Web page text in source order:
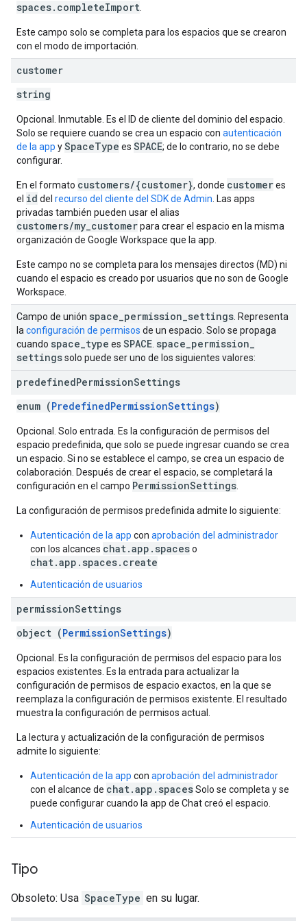
spaces.completeImport
Este campo solo se completa para los espacios que se crearon
con el modo de importación.
customer
string
Opcional. Inmutable. Es el ID de cliente del dominio del espacio.
Solo se requiere cuando se crea un espacio con autenticación
de la app ySpaceType es SPACE; de lo contrario, no se debe
configurar.
En el formato customers/{customer}, donde customeres
el id del recurso del cliente del SDK de Admin . Las apps
privadas también pueden usar el alias
customers/my_customerpara crear el espacio en la misma
organización de Google Workspace que la app.
Este campo no se completa para los mensajes directos (MD) ni
cuando el espacio es creado por usuarios que no son de Google
Workspace.
Campo de unión space permission settings . Representa
la configuración de permisos de un espacio. Solo se propaga
cuando space type es SPACE space permission
settingssolo puede ser uno de los siguientes valores:
predefinedPermissionSettings
enum (PredefinedPermissionSettings)
Opcional. Solo entrada. Es la configuración de permisos del
espacio predefinida, que solo se puede ingresar cuando se crea
un espacio. Si no se establece el campo, se crea un espacio de
colaboración. Después de crear el espacio, se completará la
configuración en el campo PermissionSettings
La configuración de permisos predefinida admite lo siguiente:
Autenticación de la app con aprobación del administrador
con los alcances chat.app.spaceso
chat.app.spaces.create
Autenticación de usuarios
permissionSettings
object (PermissionSettings)
Opcional. Es la configuración de permisos del espacio para los
espacios existentes. Es la entrada para actualizar la
configuración de permisos de espacio exactos, en la que se
reemplaza la configuración de permisos existente. El resultado
muestra la configuración de permisos actual.
La lectura y actualización de la configuración de permisos
admite lo siguiente:
Autenticación de la app con aprobación del administrador
con el alcance de chat.app.spacesSolo se completa y se
puede configurar cuando la app de Chat creó el espacio.
Autenticación de usuarios
Tipo
Obsoleto: Usa SpaceType en su lugar.